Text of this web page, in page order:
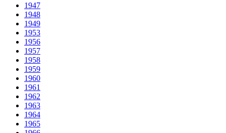
1947
1948
1949
1953
1956
1957
1958
1959
1960
1961
1962
1963
1964
1965